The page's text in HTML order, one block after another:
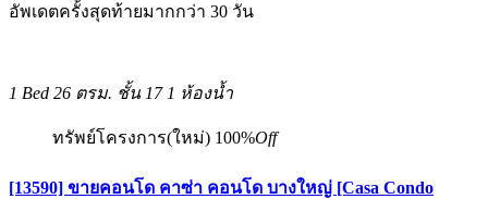
อัพเดตครั้งสุดท้ายมากกว่า 30 วัน
1 Bed 26 ตรม. ชั้น 17 1 ห้องน้ำ
ทรัพย์โครงการ(ใหม่) 100%Off
[13590] ขายคอนโด คาซ่า คอนโด บางใหญ่ [Casa Condo